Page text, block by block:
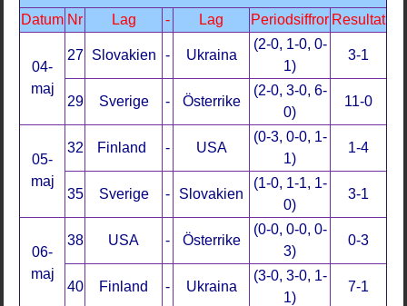
Datum Nr Lag - Lag Periodsiffror Resultat
04-
maj
27 Slovakien - Ukraina
(2-0, 1-0, 0-
1)
3-1
29 Sverige - Österrike
(2-0, 3-0, 6-
0)
11-0
05-
maj
32 Finland - USA
(0-3, 0-0, 1-
1)
1-4
35 Sverige - Slovakien
(1-0, 1-1, 1-
0)
3-1
06-
maj
38 USA - Österrike
(0-0, 0-0, 0-
3)
0-3
40 Finland - Ukraina
(3-0, 3-0, 1-
1)
7-1